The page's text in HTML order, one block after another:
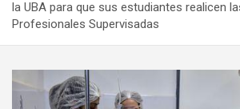
la UBA para que sus estudiantes realicen
Profesionales Supervisadas